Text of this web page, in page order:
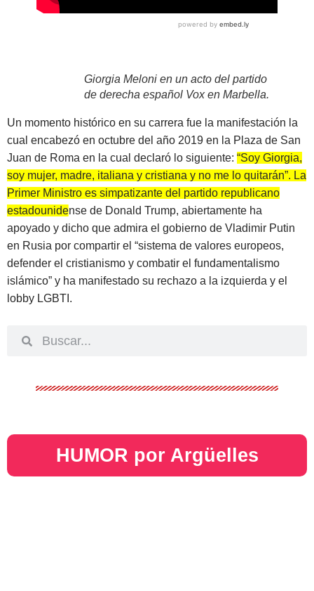
Giorgia Meloni en un acto del partido
de derecha español Vox en Marbella.
Un momento histórico en su carrera fue la manifestación la
cual encabezó en octubre del año 2019 en la Plaza de San
Juan de Roma en la cual declaró lo siguiente: “Soy Giorgia,
soy mujer, madre, italiana y cristiana y no me lo quitarán”. La
Primer Ministro es simpatizante del partido republicano
estadounidense de Donald Trump, abiertamente ha
apoyado y dicho que admira el gobierno de Vladimir Putin
en Rusia por compartir el “sistema de valores europeos,
defender el cristianismo y combatir el fundamentalismo
islámico” y ha manifestado su rechazo a la izquierda y el
lobby LGBTI.
HUMOR por Argüelles​